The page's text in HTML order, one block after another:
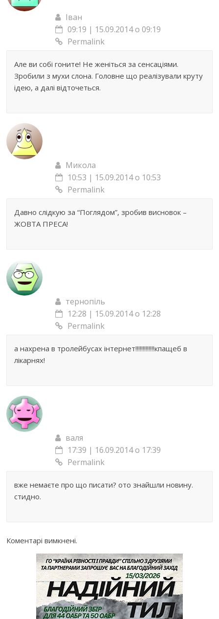
Іван
09:19 | 15.09.2014 о 09:19
Permalink
Але ви собі гоните! Не женіться за сенсаціями.
Зробили з мухи слона. Головне що реалізували круту
ідею, а далі відточеться.
Микола
10:53 | 15.09.2014 о 10:53
Permalink
Давно слідкую за “Поглядом”, зробив висновок –
ЖОВТА ПРЕСА!
тернопіль
12:28 | 15.09.2014 о 12:28
Permalink
а нахрена в тролейбусах інтернет!!!!!!!!!!!!!кпащеб в
лікарнях!
валя
17:39 | 16.09.2014 о 17:39
Permalink
вже немаєте про що писати? ото знайшли новину.
стидно.
Коментарі вимкнені.